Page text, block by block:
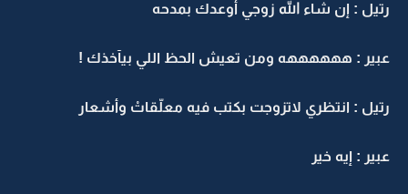
رتيل : إن شاء الله زوجي أوعدك بمدحه
عبير : ههههههه ومن تعيش الحظ اللي بيآخذك !
رتيل : انتظري لاتزوجت بكتب فيه معلّقاتْ وأشعار
عبير : إيه خير